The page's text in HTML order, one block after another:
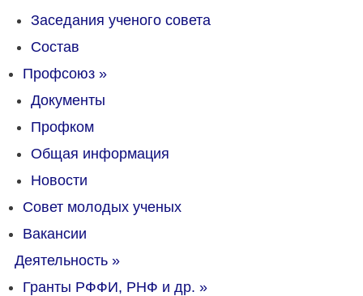
Заседания ученого совета
Состав
Профсоюз »
Документы
Профком
Общая информация
Новости
Совет молодых ученых
Вакансии
Деятельность »
Гранты РФФИ, РНФ и др. »